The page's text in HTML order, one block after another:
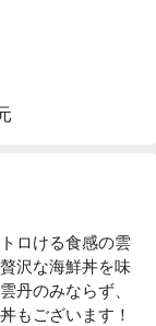
ロける食感の雲
沢な海鮮丼を味
丹のみならず、
もございます！